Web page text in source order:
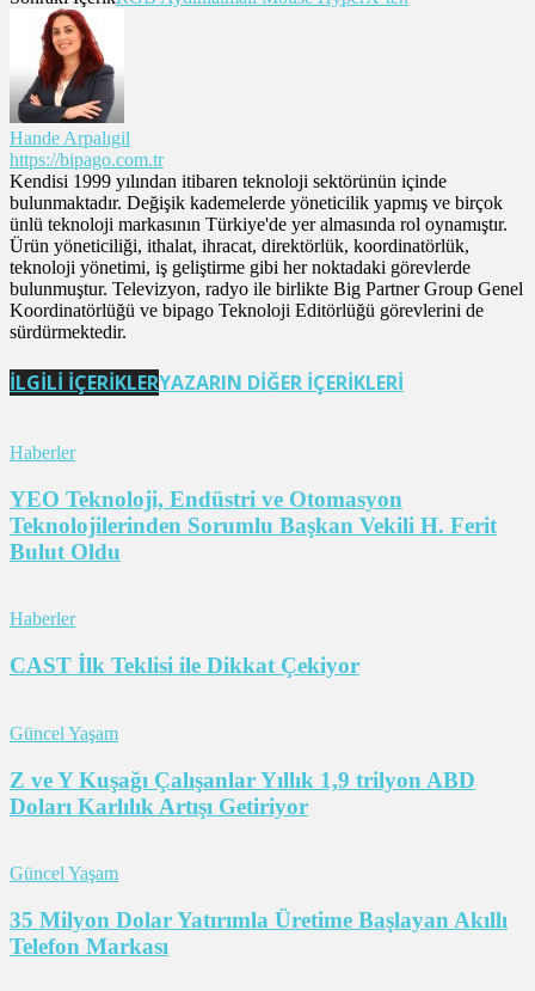
Hande Arpalıgil
https://bipago.com.tr
Kendisi 1999 yılından itibaren teknoloji sektörünün içinde
bulunmaktadır. Değişik kademelerde yöneticilik yapmış ve birçok
ünlü teknoloji markasının Türkiye'de yer almasında rol oynamıştır.
Ürün yöneticiliği, ithalat, ihracat, direktörlük, koordinatörlük,
teknoloji yönetimi, iş geliştirme gibi her noktadaki görevlerde
bulunmuştur. Televizyon, radyo ile birlikte Big Partner Group Genel
Koordinatörlüğü ve bipago Teknoloji Editörlüğü görevlerini de
sürdürmektedir.
İLGİLİ İÇERİKLERYAZARIN DİĞER İÇERİKLERİ
Haberler
YEO Teknoloji, Endüstri ve Otomasyon
Teknolojilerinden Sorumlu Başkan Vekili H. Ferit
Bulut Oldu
Haberler
CAST İlk Teklisi ile Dikkat Çekiyor
Güncel Yaşam
Z ve Y Kuşağı Çalışanlar Yıllık 1,9 trilyon ABD
Doları Karlılık Artışı Getiriyor
Güncel Yaşam
35 Milyon Dolar Yatırımla Üretime Başlayan Akıllı
Telefon Markası